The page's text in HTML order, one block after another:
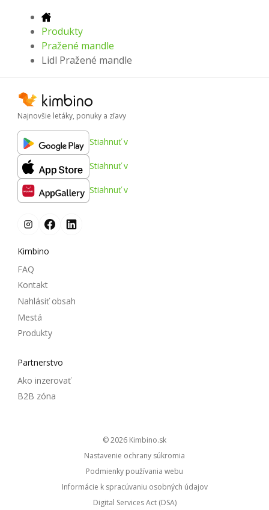
Produkty
Pražené mandle
Lidl Pražené mandle
Najnovšie letáky, ponuky a zľavy
Stiahnuť v
Stiahnuť v
Stiahnuť v
Kimbino
FAQ
Kontakt
Nahlásiť obsah
Mestá
Produkty
Partnerstvo
Ako inzerovať
B2B zóna
© 2026
kimbino.sk
Nastavenie ochrany súkromia
Podmienky používania webu
Informácie k spracúvaniu osobných údajov
Digital Services Act (DSA)